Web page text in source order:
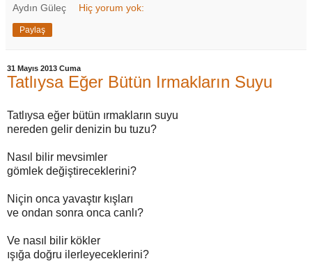
Aydın Güleç Hiç yorum yok:
Paylaş
31 Mayıs 2013 Cuma
Tatlıysa Eğer Bütün Irmakların Suyu
Tatlıysa eğer bütün ırmakların suyu
nereden gelir denizin bu tuzu?
Nasıl bilir mevsimler
gömlek değiştireceklerini?
Niçin onca yavaştır kışları
ve ondan sonra onca canlı?
Ve nasıl bilir kökler
ışığa doğru ilerleyeceklerini?